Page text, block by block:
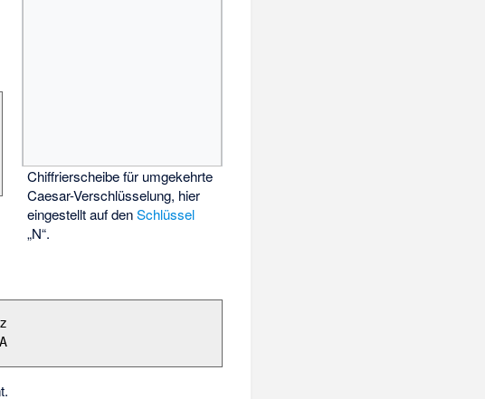
Chiffrierscheibefür umgekehrte
Caesar-Verschlüsselung, hier
eingestellt auf denSchlüssel
„N“.
Geheim:  Z Y X W V U T S R Q P O N M L K J I H G F E D C B A